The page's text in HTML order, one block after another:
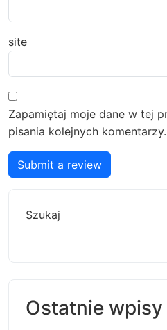
site
Zapamiętaj moje dane w tej
pisania kolejnych komentarzy.
Submit a review
Szukaj
Ostatnie wpisy